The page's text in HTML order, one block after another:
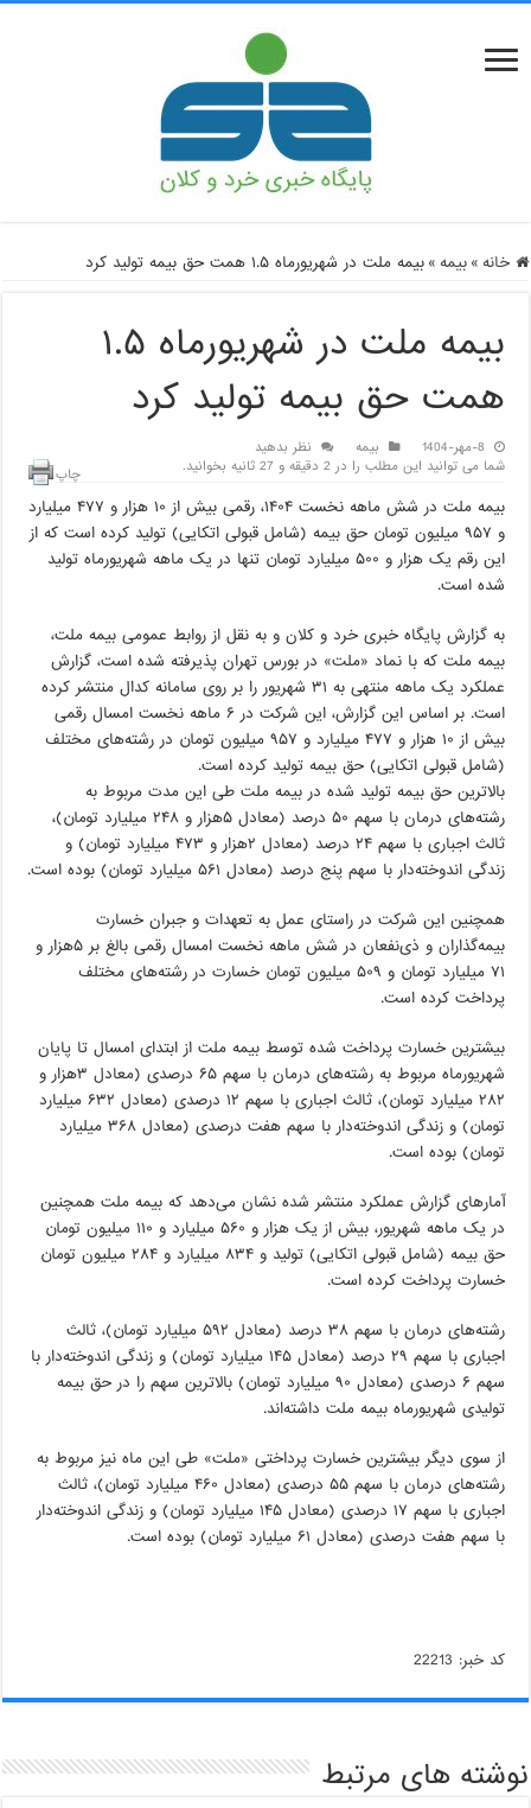
خانه » بیمه » بیمه ملت در شهریورماه ۱.۵ همت حق بیمه تولید کرد
بیمه ملت در شهریورماه ۱.۵
همت حق بیمه تولید کرد
8-مهر-1404 بیمه
نظر بدهید
شما می توانید این مطلب را در 2 دقیقه و 27 ثانیه بخوانید.
چاپ
بیمه ملت در شش ماهه نخست ۱۴۰۴، رقمی بیش از ۱۰ هزار و ۴۷۷ میلیارد
و ۹۵۷ میلیون تومان حق بیمه (شامل قبولی اتکایی) تولید کرده است که از
این رقم یک هزار و ۵۰۰ میلیارد تومان تنها در یک ماهه شهریورماه تولید
شده است.
به گزارش پایگاه خبری خرد و کلان و به نقل از روابط عمومی بیمه ملت،
بیمه ملت که با نماد «ملت» در بورس تهران پذیرفته شده است، گزارش
عملکرد یک ماهه منتهی به ۳۱ شهریور را بر روی سامانه کدال منتشر کرده
است. بر اساس این گزارش، این شرکت در ۶ ماهه نخست امسال رقمی
بیش از ۱۰ هزار و ۴۷۷ میلیارد و ۹۵۷ میلیون تومان در رشته‌های مختلف
(شامل قبولی اتکایی) حق بیمه تولید کرده است.
بالاترین حق بیمه تولید شده در بیمه ملت طی این مدت مربوط به
رشته‌های درمان با سهم ۵۰ درصد (معادل ۵هزار و ۲۴۸ میلیارد تومان)،
ثالث اجباری با سهم ۲۴ درصد (معادل ۲هزار و ۴۷۳ میلیارد تومان) و
زندگی اندوخته‌دار با سهم پنج درصد (معادل ۵۶۱ میلیارد تومان) بوده است.
همچنین این شرکت در راستای عمل به تعهدات و جبران خسارت
بیمه‌گذاران و ذی‌نفعان در شش ماهه نخست امسال رقمی بالغ بر ۵هزار و
۷۱ میلیارد تومان و ۵۰۹ میلیون تومان خسارت در رشته‌های مختلف
پرداخت کرده است.
بیشترین خسارت پرداخت شده توسط بیمه ملت از ابتدای امسال تا پایان
شهریورماه مربوط به رشته‌های درمان با سهم ۶۵ درصدی (معادل ۳هزار و
۲۸۲ میلیارد تومان)، ثالث اجباری با سهم ۱۲ درصدی (معادل ۶۳۲ میلیارد
تومان) و زندگی اندوخته‌دار با سهم هفت درصدی (معادل ۳۶۸ میلیارد
تومان) بوده است.
آمارهای گزارش عملکرد منتشر شده نشان می‌دهد که بیمه ملت همچنین
در یک ماهه شهریور، بیش از یک هزار و ۵۶۰ میلیارد و ۱۱۰ میلیون تومان
حق بیمه (شامل قبولی اتکایی) تولید و ۸۳۴ میلیارد و ۲۸۴ میلیون تومان
خسارت پرداخت کرده است.
رشته‌های درمان با سهم ۳۸ درصد (معادل ۵۹۲ میلیارد تومان)، ثالث
اجباری با سهم ۲۹ درصد (معادل ۱۴۵ میلیارد تومان) و زندگی اندوخته‌دار با
سهم ۶ درصدی (معادل ۹۰ میلیارد تومان) بالاترین سهم را در حق بیمه
تولیدی شهریورماه بیمه ملت داشته‌اند.
از سوی دیگر بیشترین خسارت پرداختی «ملت» طی این ماه نیز مربوط به
رشته‌های درمان با سهم ۵۵ درصدی (معادل ۴۶۰ میلیارد تومان)، ثالث
اجباری با سهم ۱۷ درصدی (معادل ۱۴۵ میلیارد تومان) و زندگی اندوخته‌دار
با سهم هفت درصدی (معادل ۶۱ میلیارد تومان) بوده است.
کد خبر: 22213
نوشته های مرتبط